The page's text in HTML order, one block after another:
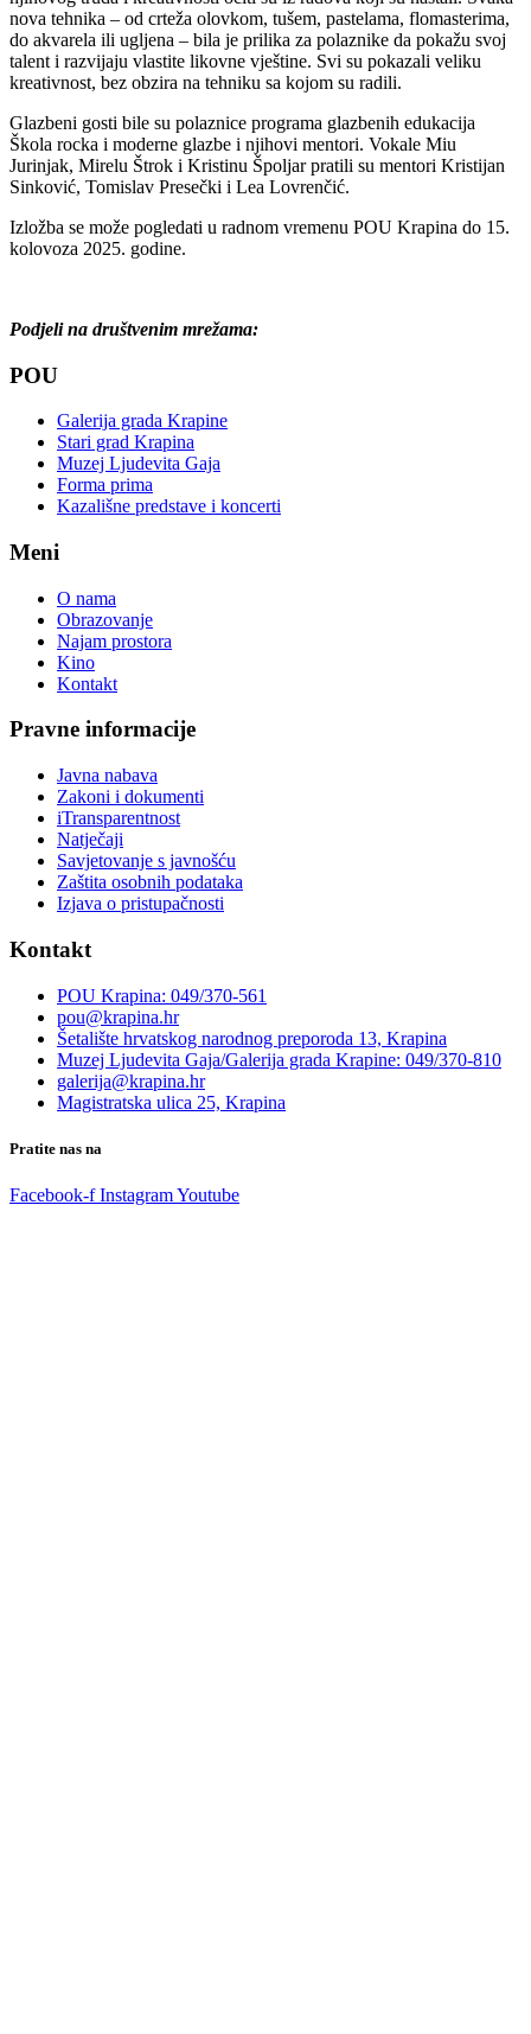
nova tehnika – od crteža olovkom, tušem, pastelama, flomasterima,
do akvarela ili ugljena – bila je prilika za polaznike da pokažu svoj
talent i razvijaju vlastite likovne vještine. Svi su pokazali veliku
kreativnost, bez obzira na tehniku sa kojom su radili.
Glazbeni gosti bile su polaznice programa glazbenih edukacija
Škola rocka i moderne glazbe i njihovi mentori. Vokale Miu
Jurinjak, Mirelu Štrok i Kristinu Špoljar pratili su mentori Kristijan
Sinković, Tomislav Presečki i Lea Lovrenčić.
Izložba se može pogledati u radnom vremenu POU Krapina do 15.
kolovoza 2025. godine.
Podjeli na društvenim mrežama:
POU
Galerija grada Krapine
Stari grad Krapina
Muzej Ljudevita Gaja
Forma prima
Kazališne predstave i koncerti
Meni
O nama
Obrazovanje
Najam prostora
Kino
Kontakt
Pravne informacije
Javna nabava
Zakoni i dokumenti
iTransparentnost
Natječaji
Savjetovanje s javnošću
Zaštita osobnih podataka
Izjava o pristupačnosti
Kontakt
POU Krapina: 049/370-561
pou@krapina.hr
Šetalište hrvatskog narodnog preporoda 13, Krapina
Muzej Ljudevita Gaja/Galerija grada Krapine: 049/370-810
galerija@krapina.hr
Magistratska ulica 25, Krapina
Pratite nas na
Facebook-f InstagramYoutube